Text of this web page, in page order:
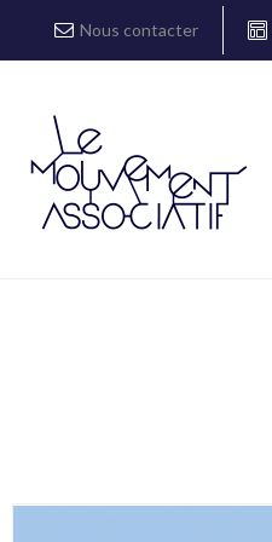
Nous contacter